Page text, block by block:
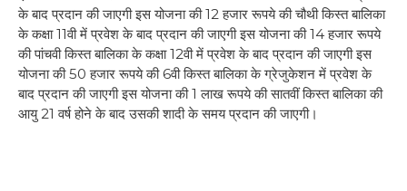
के बाद प्रदान की जाएगी इस योजना की 12 हजार रूपये की चौथी किस्त बालिका
के कक्षा 11वी में प्रवेश के बाद प्रदान की जाएगी इस योजना की 14 हजार रूपये
की पांचवी किस्त बालिका के कक्षा 12वी में प्रवेश के बाद प्रदान की जाएगी इस
योजना की 50 हजार रूपये की 6वी किस्त बालिका के ग्रेजुकेशन में प्रवेश के
बाद प्रदान की जाएगी इस योजना की 1 लाख रूपये की सातवीं किस्त बालिका की
आयु 21 वर्ष होने के बाद उसकी शादी के समय प्रदान की जाएगी।